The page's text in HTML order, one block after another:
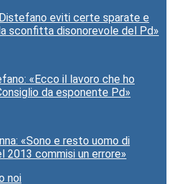
eviti certe sparate e
sconfitta disonorevole del Pd»
«Ecco il lavoro che ho
da esponente Pd»
«Sono e resto uomo di
2013 commisi un errore»
noi